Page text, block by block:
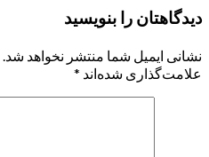
دیدگاهتان را بنویسید
نشانی ایمیل شما منتشر نخواهد شد.
علامت‌گذاری شده‌اند *